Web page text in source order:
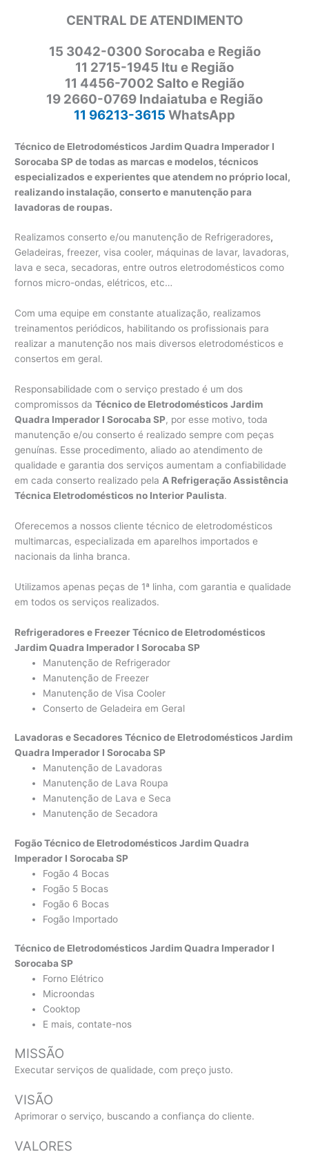
CENTRAL DE ATENDIMENTO
15 3042-0300 Sorocaba e Região
11 2715-1945 Itu e Região
11 4456-7002 Salto e Região
19 2660-0769 Indaiatuba e Região
11 96213-3615 WhatsApp
Técnico de Eletrodomésticos Jardim Quadra Imperador I
Sorocaba SP de todas as marcas e modelos, técnicos
especializados e experientes que atendem no próprio local,
realizando instalação, conserto e manutenção para
lavadoras de roupas.
Realizamos conserto e/ou manutenção de Refrigeradores,
Geladeiras, freezer, visa cooler, máquinas de lavar, lavadoras,
lava e seca, secadoras, entre outros eletrodomésticos como
fornos micro-ondas, elétricos, etc…
Com uma equipe em constante atualização, realizamos
treinamentos periódicos, habilitando os profissionais para
realizar a manutenção nos mais diversos eletrodomésticos e
consertos em geral.
Responsabilidade com o serviço prestado é um dos
compromissos daTécnico de Eletrodomésticos Jardim
Quadra Imperador I Sorocaba SP, por esse motivo, toda
manutenção e/ou conserto é realizado sempre com peças
genuínas. Esse procedimento, aliado ao atendimento de
qualidade e garantia dos serviços aumentam a confiabilidade
em cada conserto realizado pela A Refrigeração Assistência
Técnica Eletrodomésticos no Interior Paulista.
Oferecemos a nossos cliente técnico de eletrodomésticos
multimarcas, especializada em aparelhos importados e
nacionais da linha branca.
Utilizamos apenas peças de 1ª linha, com garantia e qualidade
em todos os serviços realizados.
Refrigeradores e Freezer Técnico de Eletrodomésticos
Jardim Quadra Imperador I Sorocaba SP
Manutenção de Refrigerador
Manutenção de Freezer
Manutenção de Visa Cooler
Conserto de Geladeira em Geral
Lavadoras e Secadores Técnico de Eletrodomésticos Jardim
Quadra Imperador I Sorocaba SP
Manutenção de Lavadoras
Manutenção de Lava Roupa
Manutenção de Lava e Seca
Manutenção de Secadora
Fogão Técnico de Eletrodomésticos Jardim Quadra
Imperador I Sorocaba SP
Fogão 4 Bocas
Fogão 5 Bocas
Fogão 6 Bocas
Fogão Importado
Técnico de Eletrodomésticos Jardim Quadra Imperador I
Sorocaba SP
Forno Elétrico
Microondas
Cooktop
E mais, contate-nos
MISSÃO
Executar serviços de qualidade, com preço justo.
VISÃO
Aprimorar o serviço, buscando a confiança do cliente.
VALORES